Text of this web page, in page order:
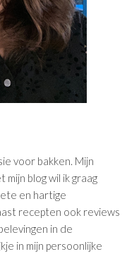
voor bakken. Mijn
mijn blog wil ik graag
en hartige
recepten ook reviews
in de
in mijn persoonlijke